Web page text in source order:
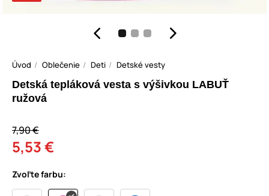
Úvod Oblečenie Deti Detské vesty
Detská tepláková vesta s výšivkou LABUŤ
ružová
7,90 €
5,53 €
Zvoľte farbu: